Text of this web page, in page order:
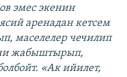
эмес экенин
аренадан кетсем
маселелер чечилип
жабыштырып,
«Ак ийилет,